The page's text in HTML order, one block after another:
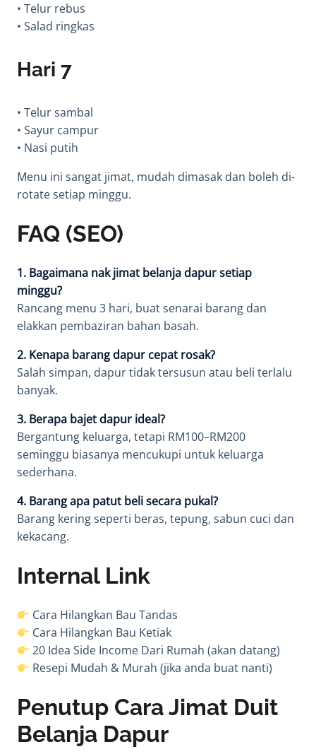
• Telur rebus
• Salad ringkas
Hari 7
• Telur sambal
• Sayur campur
• Nasi putih
Menu ini sangat jimat, mudah dimasak dan boleh di-
rotate setiap minggu.
FAQ (SEO)
1. Bagaimana nak jimat belanja dapur setiap
minggu?
Rancang menu 3 hari, buat senarai barang dan
elakkan pembaziran bahan basah.
2. Kenapa barang dapur cepat rosak?
Salah simpan, dapur tidak tersusun atau beli terlalu
banyak.
3. Berapa bajet dapur ideal?
Bergantung keluarga, tetapi RM100–RM200
seminggu biasanya mencukupi untuk keluarga
sederhana.
4. Barang apa patut beli secara pukal?
Barang kering seperti beras, tepung, sabun cuci dan
kekacang.
Internal Link
Cara Hilangkan Bau Tandas
Cara Hilangkan Bau Ketiak
20 Idea Side Income Dari Rumah (akan datang)
Resepi Mudah & Murah (jika anda buat nanti)
Penutup Cara Jimat Duit
Belanja Dapur